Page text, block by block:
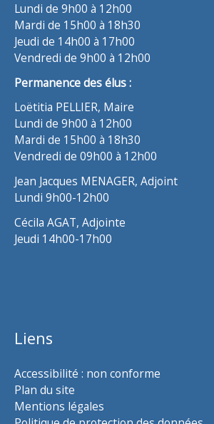
Lundi de 9h00 à 12h00
Mardi de 15h00 à 18h30
Jeudi de 14h00 à 17h00
Vendredi de 9h00 à 12h00
Permanence des élus :
Loëtitia PELLIER, Maire
Lundi de 9h00 à 12h00
Mardi de 15h00 à 18h30
Vendredi de 09h00 à 12h00
Jean Jacques MENAGER, Adjoint
Lundi 9h00-12h00
Cécila AGAT, Adjointe
Jeudi 14h00-17h00
Liens
Accessibilité : non conforme
Plan du site
Mentions légales